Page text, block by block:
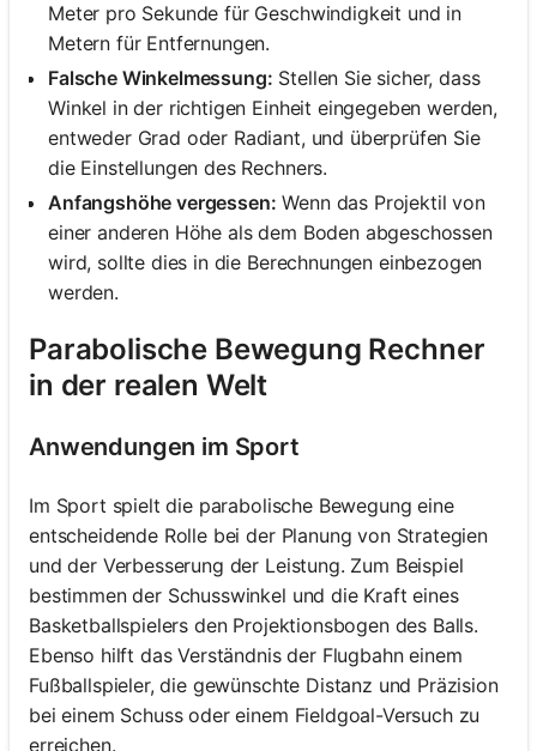
Meter pro Sekunde für Geschwindigkeit und in
Metern für Entfernungen.
Falsche Winkelmessung: Stellen Sie sicher, dass
Winkel in der richtigen Einheit eingegeben werden,
entweder Grad oder Radiant, und überprüfen Sie
die Einstellungen des Rechners.
Anfangshöhe vergessen: Wenn das Projektil von
einer anderen Höhe als dem Boden abgeschossen
wird, sollte dies in die Berechnungen einbezogen
werden.
Parabolische Bewegung Rechner
in der realen Welt
Anwendungen im Sport
Im Sport spielt die parabolische Bewegung eine
entscheidende Rolle bei der Planung von Strategien
und der Verbesserung der Leistung. Zum Beispiel
bestimmen der Schusswinkel und die Kraft eines
Basketballspielers den Projektionsbogen des Balls.
Ebenso hilft das Verständnis der Flugbahn einem
Fußballspieler, die gewünschte Distanz und Präzision
bei einem Schuss oder einem Fieldgoal-Versuch zu
erreichen.